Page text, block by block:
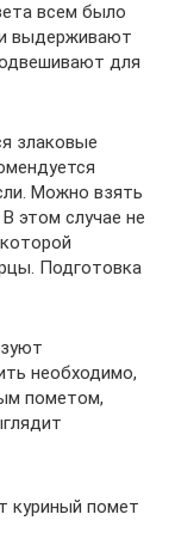
всем было
выдерживают
для
злаковые
Можно взять
этом случае не
Подготовка
необходимо,
пометом,
куриный помет